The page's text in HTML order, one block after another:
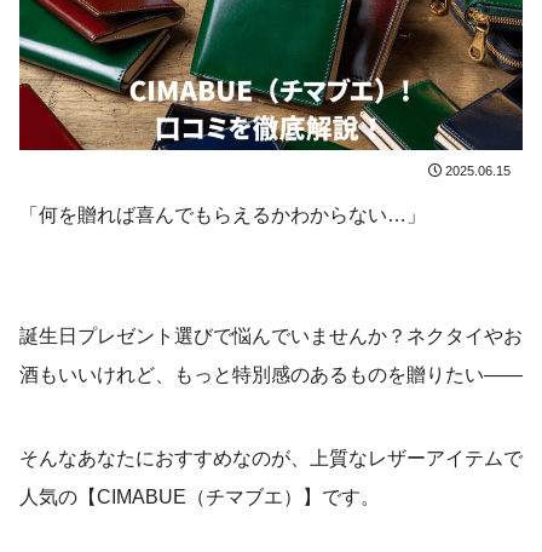
2025.06.15
「何を贈れば喜んでもらえるかわからない…」
誕生日プレゼント選びで悩んでいませんか？ネクタイやお
酒もいいけれど、もっと特別感のあるものを贈りたい——
そんなあなたにおすすめなのが、上質なレザーアイテムで
人気の【CIMABUE（チマブエ）】です。